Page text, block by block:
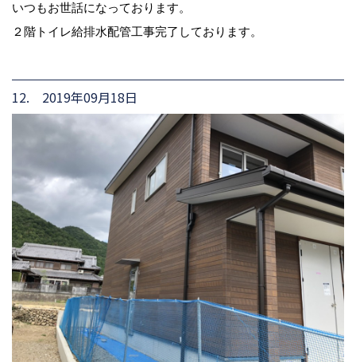
いつもお世話になっております。
２階トイレ給排水配管工事完了しております。
12. 2019年09月18日